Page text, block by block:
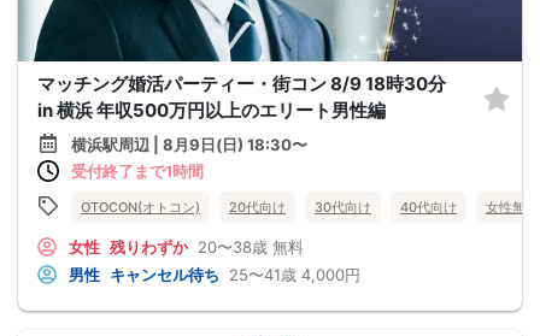
マッチング婚活パーティー・街コン 8/9 18時30分
in 横浜 年収500万円以上のエリート男性編
横浜駅周辺 | 8月9日(日) 18:30〜
受付終了まで1時間
OTOCON(オトコン) 20代向け 30代向け 40代向け 女性無料
女性 残りわずか 20〜38歳 無料
男性 キャンセル待ち 25〜41歳 4,000円